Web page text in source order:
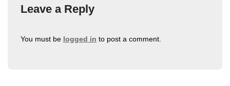
Leave a Reply
You must be logged in to post a comment.